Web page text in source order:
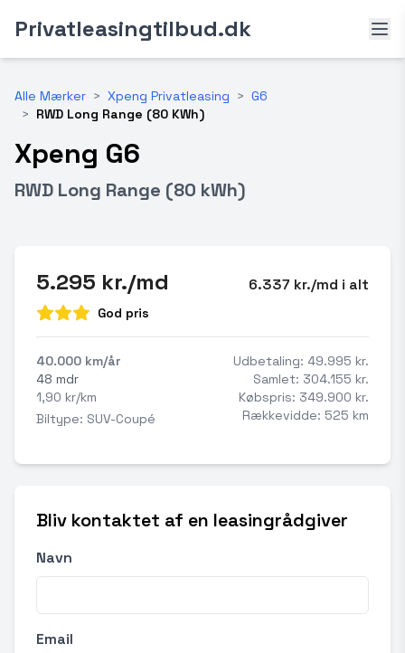
Privatleasingtilbud.dk
Alle Mærker > Xpeng Privatleasing > G6
> RWD Long Range (80 KWh)
Xpeng G6
RWD Long Range (80 kWh)
5.295 kr./md 6.337 kr./md i alt
God pris
40.000 km/år
48 mdr
1,90 kr/km
Biltype: SUV-Coupé
Udbetaling: 49.995 kr.
Samlet: 304.155 kr.
Købspris: 349.900 kr.
Rækkevidde: 525 km
Bliv kontaktet af en leasingrådgiver
Navn
Email